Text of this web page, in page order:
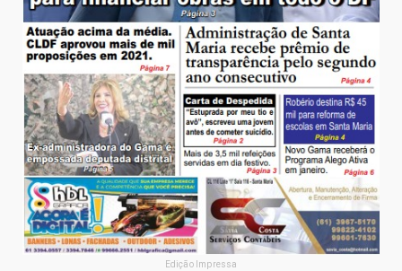
Edição Impressa